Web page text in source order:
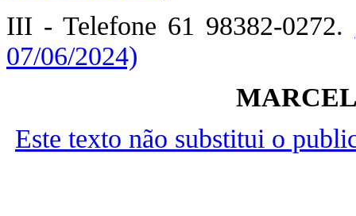
III - Telefone 61 98382-0272.
07/06/2024)
Este texto não substitui o